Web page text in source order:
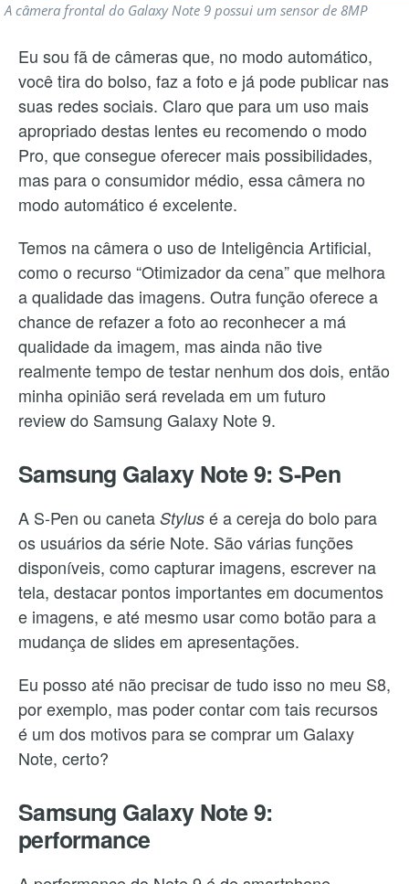
A câmera frontal do Galaxy Note 9 possui um sensor de 8MP
Eu sou fã de câmeras que, no modo automático,
você tira do bolso, faz a foto e já pode publicar nas
suas redes sociais. Claro que para um uso mais
apropriado destas lentes eu recomendo o modo
Pro, que consegue oferecer mais possibilidades,
mas para o consumidor médio, essa câmera no
modo automático é excelente.
Temos na câmera o uso de Inteligência Artificial,
como o recurso “Otimizador da cena” que melhora
a qualidade das imagens. Outra função oferece a
chance de refazer a foto ao reconhecer a má
qualidade da imagem, mas ainda não tive
realmente tempo de testar nenhum dos dois, então
minha opinião será revelada em um futuro
review do Samsung Galaxy Note 9.
Samsung Galaxy Note 9: S-Pen
A S-Pen ou caneta Stylus é a cereja do bolo para
os usuários da série Note. São várias funções
disponíveis, como capturar imagens, escrever na
tela, destacar pontos importantes em documentos
e imagens, e até mesmo usar como botão para a
mudança de slides em apresentações.
Eu posso até não precisar de tudo isso no meu S8,
por exemplo, mas poder contar com tais recursos
é um dos motivos para se comprar um Galaxy
Note, certo?
Samsung Galaxy Note 9:
performance